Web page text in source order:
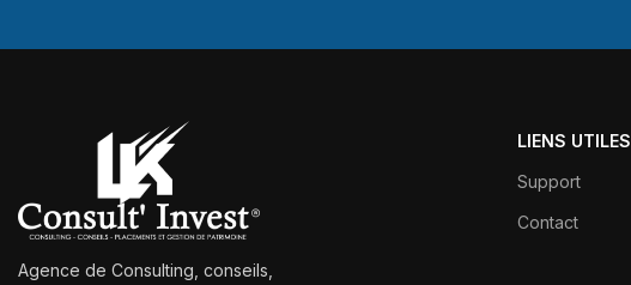
Agence de Consulting, conseils,
LIENS UTILES
Support
Contact